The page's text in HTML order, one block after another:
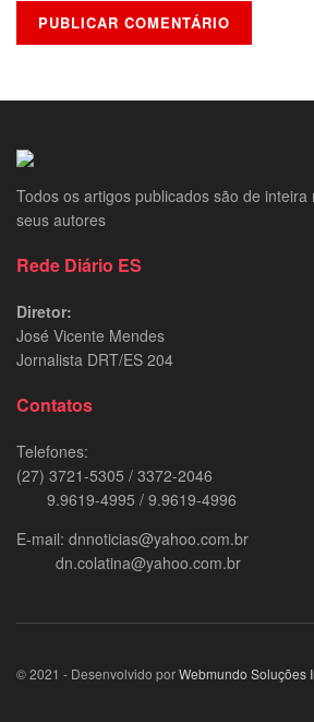
Todos os artigos publicados são de inteira
seus autores
Rede Diário ES
Diretor:
José Vicente Mendes
Jornalista DRT/ES 204
Contatos
Telefones:
(27) 3721-5305 / 3372-2046
9.9619-4995 / 9.9619-4996
E-mail: dnnoticias@yahoo.com.br
dn.colatina@yahoo.com.br
© 2021 - Desenvolvido porWebmundo Soluções